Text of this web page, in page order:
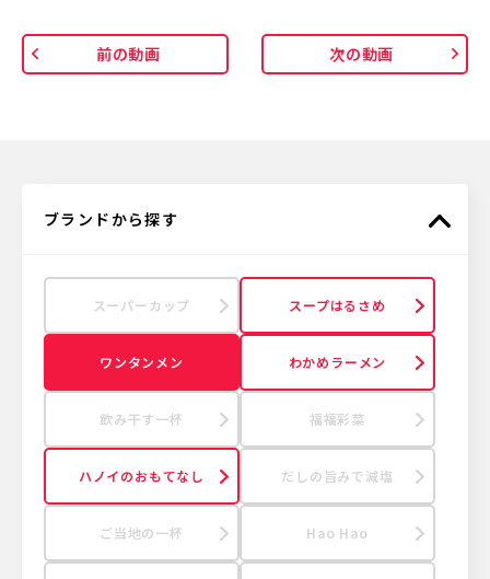
前の動画 次の動画
ブランドから探す
スーパーカップ スープはるさめ
ワンタンメン わかめラーメン
飲み干す一杯 福福彩菜
ハノイのおもてなし だしの旨みで減塩
ご当地の一杯 Hao Hao